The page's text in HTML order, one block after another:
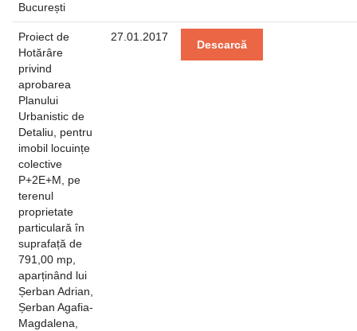
București
Proiect de
Hotărâre
privind
aprobarea
Planului
Urbanistic de
Detaliu, pentru
imobil locuințe
colective
P+2E+M, pe
terenul
proprietate
particulară în
suprafață de
791,00 mp,
aparținând lui
Șerban Adrian,
Șerban Agafia-
Magdalena,
27.01.2017
Descarcă